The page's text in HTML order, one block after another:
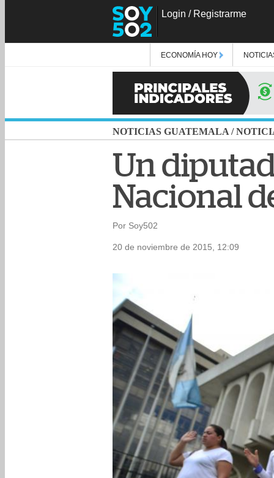
Login / Registrarme
ECONOMÍA HOY
NOTICIAS GUATEMALA /
Un
Nacional
Por Soy502
20 de noviembre de 2015, 12:09